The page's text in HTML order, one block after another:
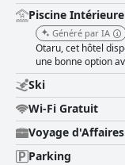
Piscine Intérieure
Généré par IA
Otaru, cet hôtel
une bonne option
Ski
Wi-Fi Gratuit
Voyage d'Affaires
Parking